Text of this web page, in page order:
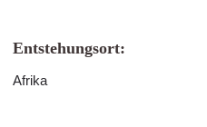
Entstehungsort:
Afrika